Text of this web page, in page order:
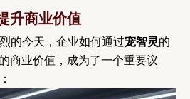
升商业价值
的今天，企业如何通过宠智灵的
商业价值，成为了一个重要议